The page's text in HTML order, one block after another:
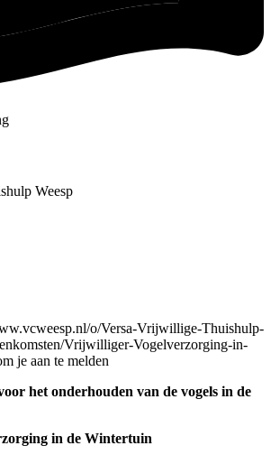
Weesp
o/Versa-Vrijwillige-Thuishulp-
Vrijwilliger-Vogelverzorging-in-
je aan te melden
het onderhouden van de vogels in de
in de Wintertuin